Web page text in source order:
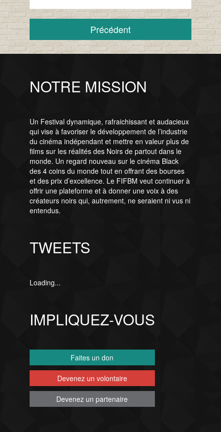
Précédent
NOTRE MISSION
Un Festival dynamique, rafraichissant et audacieux
qui vise à favoriser le développement de l’industrie
du cinéma indépendant et mettre en valeur plus de
films sur les réalités des Noirs de partout dans le
monde. Un regard nouveau sur le cinéma Black
des 4 coins du monde tout en offrant des bourses
et des prix d’excellence. Le FIFBM veut continuer à
offrir une plateforme et à donner une voix à des
créateurs noirs qui, autrement, ne seraient ni vus ni
entendus.
TWEETS
Loading...
IMPLIQUEZ-VOUS
Faites un don
Devenez un volontaire
Devenez un partenaire